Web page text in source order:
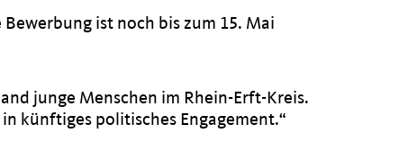
ist noch bis zum 15. Mai
junge Menschen im Rhein-Erft-Kreis.
künftiges politisches Engagement.“